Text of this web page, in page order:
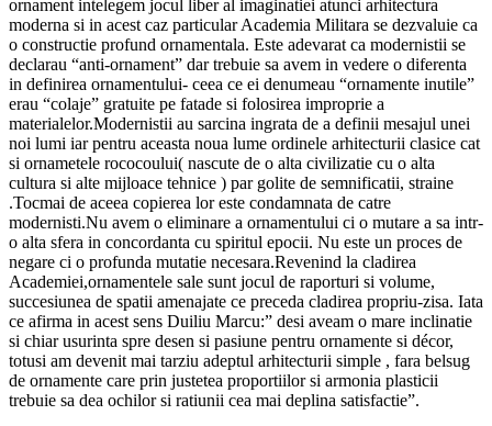
ornament intelegem jocul liber al imaginatiei atunci arhitectura
moderna si in acest caz particular Academia Militara se dezvaluie ca
o constructie profund ornamentala. Este adevarat ca modernistii se
declarau “anti-ornament” dar trebuie sa avem in vedere o diferenta
in definirea ornamentului- ceea ce ei denumeau “ornamente inutile”
erau “colaje” gratuite pe fatade si folosirea improprie a
materialelor.Modernistii au sarcina ingrata de a definii mesajul unei
noi lumi iar pentru aceasta noua lume ordinele arhitecturii clasice cat
si ornametele rococoului( nascute de o alta civilizatie cu o alta
cultura si alte mijloace tehnice ) par golite de semnificatii, straine
.Tocmai de aceea copierea lor este condamnata de catre
modernisti.Nu avem o eliminare a ornamentului ci o mutare a sa intr-
o alta sfera in concordanta cu spiritul epocii. Nu este un proces de
negare ci o profunda mutatie necesara.Revenind la cladirea
Academiei,ornamentele sale sunt jocul de raporturi si volume,
succesiunea de spatii amenajate ce preceda cladirea propriu-zisa. Iata
ce afirma in acest sens Duiliu Marcu:” desi aveam o mare inclinatie
si chiar usurinta spre desen si pasiune pentru ornamente si décor,
totusi am devenit mai tarziu adeptul arhitecturii simple , fara belsug
de ornamente care prin justetea proportiilor si armonia plasticii
trebuie sa dea ochilor si ratiunii cea mai deplina satisfactie”.